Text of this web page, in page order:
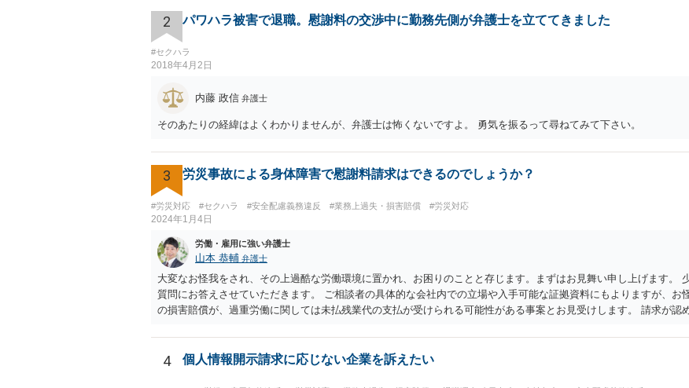
2 パワハラ被害で退職。慰謝料の交渉中に勤務先側が弁護士を立ててきました
#セクハラ
2018年4月2日
内藤 政信 弁護士
そのあたりの経緯はよくわかりませんが、弁護士は怖くないですよ。 勇気を振るって尋ねてみて下さい。
3 労災事故による身体障害で慰謝料請求はできるのでしょうか？
#労災対応 #セクハラ #安全配慮義務違反 #業務上過失・損害賠償 #労災対応
2024年1月4日
労働・雇用に強い弁護士
山本 恭輔 弁護士
大変なお怪我をされ、その上過酷な労働環境に置かれ、お困りのことと存じます。まずはお見舞い申し上げます。
質問にお答えさせていただきます。 ご相談者の具体的な会社内での立場や入手可能な証拠資料にもよりますが、お
の損害賠償が、過重労働に関しては未払残業代の支払が受けられる可能性がある事案とお見受けします。 請求が認
4 個人情報開示請求に応じない企業を訴えたい